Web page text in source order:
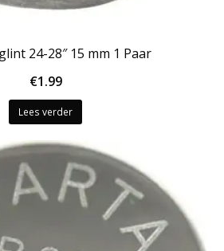
24-28″ 15 mm 1 Paar
€1.99
Lees verder